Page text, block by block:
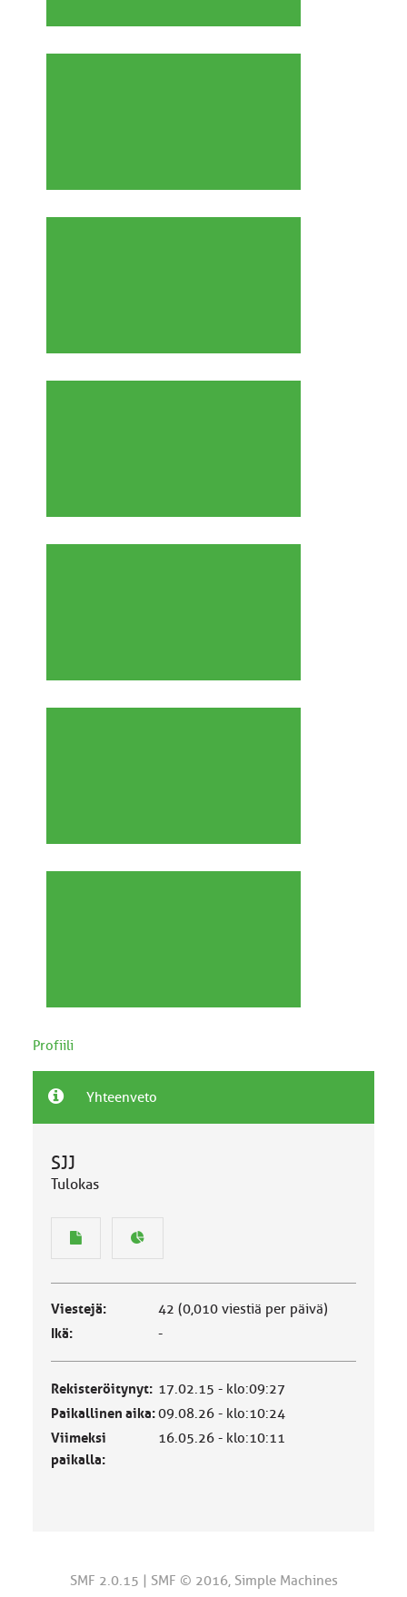
Profiili
Yhteenveto
SJJ
Tulokas
Viestejä:
42 (0,010 viestiä per päivä)
Ikä:
-
Rekisteröitynyt: 17.02.15 - klo:09:27
Paikallinen aika:09.08.26 - klo:10:24
Viimeksi
paikalla:
16.05.26 - klo:10:11
SMF 2.0.15 | SMF © 2016, Simple Machines